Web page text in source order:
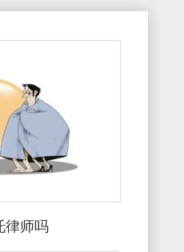
律师吗